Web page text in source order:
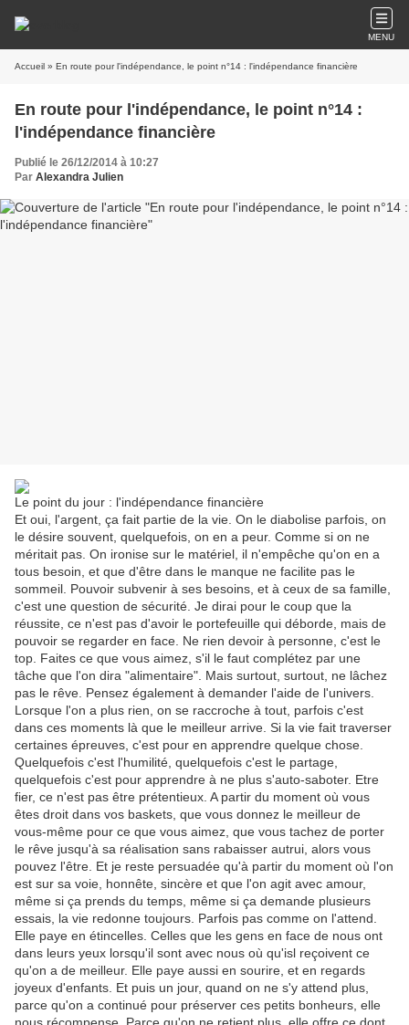
MENU
Accueil » En route pour l'indépendance, le point n°14 : l'indépendance financière
En route pour l'indépendance, le point n°14 :
l'indépendance financière
Publié le 26/12/2014 à 10:27
Par Alexandra Julien
Le point du jour : l'indépendance financière
Et oui, l'argent, ça fait partie de la vie. On le diabolise parfois, on
le désire souvent, quelquefois, on en a peur. Comme si on ne
méritait pas. On ironise sur le matériel, il n'empêche qu'on en a
tous besoin, et que d'être dans le manque ne facilite pas le
sommeil. Pouvoir subvenir à ses besoins, et à ceux de sa famille,
c'est une question de sécurité. Je dirai pour le coup que la
réussite, ce n'est pas d'avoir le portefeuille qui déborde, mais de
pouvoir se regarder en face. Ne rien devoir à personne, c'est le
top. Faites ce que vous aimez, s'il le faut complétez par une
tâche que l'on dira "alimentaire". Mais surtout, surtout, ne lâchez
pas le rêve. Pensez également à demander l'aide de l'univers.
Lorsque l'on a plus rien, on se raccroche à tout, parfois c'est
dans ces moments là que le meilleur arrive. Si la vie fait traverser
certaines épreuves, c'est pour en apprendre quelque chose.
Quelquefois c'est l'humilité, quelquefois c'est le partage,
quelquefois c'est pour apprendre à ne plus s'auto-saboter. Etre
fier, ce n'est pas être prétentieux. A partir du moment où vous
êtes droit dans vos baskets, que vous donnez le meilleur de
vous-même pour ce que vous aimez, que vous tachez de porter
le rêve jusqu'à sa réalisation sans rabaisser autrui, alors vous
pouvez l'être. Et je reste persuadée qu'à partir du moment où l'on
est sur sa voie, honnête, sincère et que l'on agit avec amour,
même si ça prends du temps, même si ça demande plusieurs
essais, la vie redonne toujours. Parfois pas comme on l'attend.
Elle paye en étincelles. Celles que les gens en face de nous ont
dans leurs yeux lorsqu'il sont avec nous où qu'isl reçoivent ce
qu'on a de meilleur. Elle paye aussi en sourire, et en regards
joyeux d'enfants. Et puis un jour, quand on ne s'y attend plus,
parce qu'on a continué pour préserver ces petits bonheurs, elle